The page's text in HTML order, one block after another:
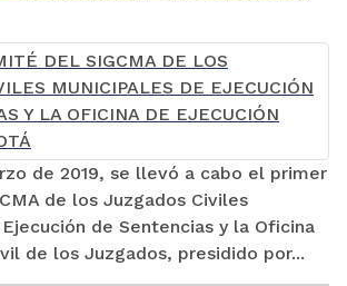
de 2019, se llevó a cabo el primer
de los Juzgados Civiles
de Sentencias y la Oficina
de los Juzgados, presidido por...